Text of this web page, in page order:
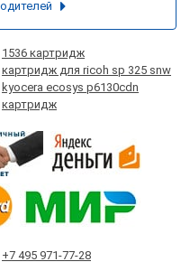
1536 картридж
картридж для ricoh sp 325 snw
kyocera ecosys p6130cdn
картридж
+7 495 971-77-28